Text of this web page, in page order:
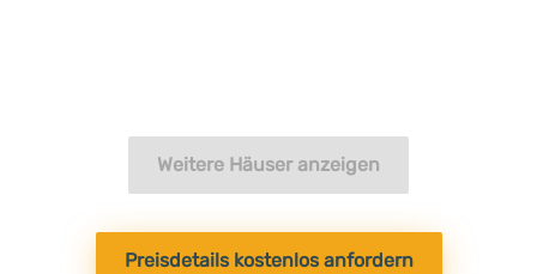
Weitere Häuser anzeigen
Preisdetails kostenlos anfordern